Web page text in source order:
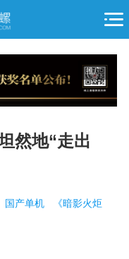
推广
然地“走出
国产单机 《暗影火炬